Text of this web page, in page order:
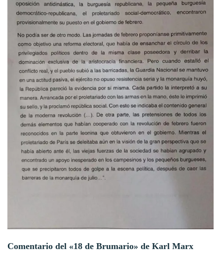
Comentario del «18 de Brumario» de Karl Marx